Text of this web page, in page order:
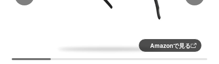
Amazonで見る